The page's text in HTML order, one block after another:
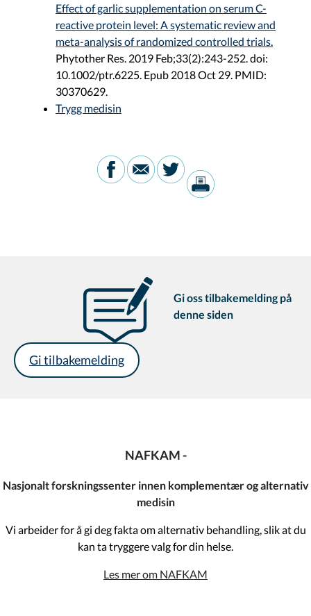
Effect of garlic supplementation on serum C-
reactive protein level: A systematic review and
meta-analysis of randomized controlled trials.
Phytother Res. 2019 Feb;33(2):243-252. doi:
10.1002/ptr.6225. Epub 2018 Oct 29. PMID:
30370629.
Trygg medisin
Gi oss tilbakemelding på
denne siden
Gi tilbakemelding
NAFKAM -
Nasjonalt forskningssenter innen komplementær og alternativ
medisin
Vi arbeider for å gi deg fakta om alternativ behandling, slik at du
kan ta tryggere valg for din helse.
Les mer om NAFKAM